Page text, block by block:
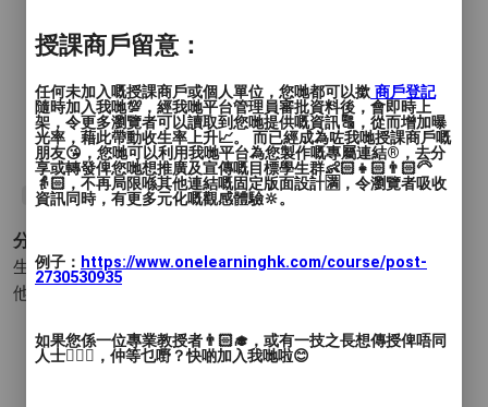
每週日: 13:00-14:00 (基礎班) 及 14:30-
15:30 (進階班)
費用: $500/4堂 (基礎班) / $650/4堂 (進階
班)
#Magic #魔術班 #魔術
分類 :
生活品味 - 魔術- 近景魔術 牌類魔術 銀幣魔術 街頭魔術 其
他 (魔術)
授課商戶留意：
任何未加入嘅授課商戶或個人單位，您哋都可以撳 商戶登記
隨時加入我哋💯，經我哋平台管理員審批資料後，會即時上
架，令更多瀏覽者可以讀取到您哋提供嘅資訊🔠，從而增加曝
光率，藉此帶動收生率上升📈。 而已經成為咗我哋授課商戶嘅
朋友😘，您哋可以利用我哋平台為您製作嘅專屬連結®️，去分
享或轉發俾您哋想推廣及宣傳嘅目標學生群👶🏻👧🏻👨🏻‍🦳
👵🏻，不再局限喺其他連結嘅固定版面設計🈵，令瀏覽者吸收
資訊同時，有更多元化嘅觀感體驗🔆。
例子： https://www.onelearninghk.com/course/post-
2730530935
如果您係一位專業教授者👨🏻‍🎓，或有一技之長想傳授俾唔同
人士🙋🏻‍♂️，仲等乜嘢？快啲加入我哋啦😊